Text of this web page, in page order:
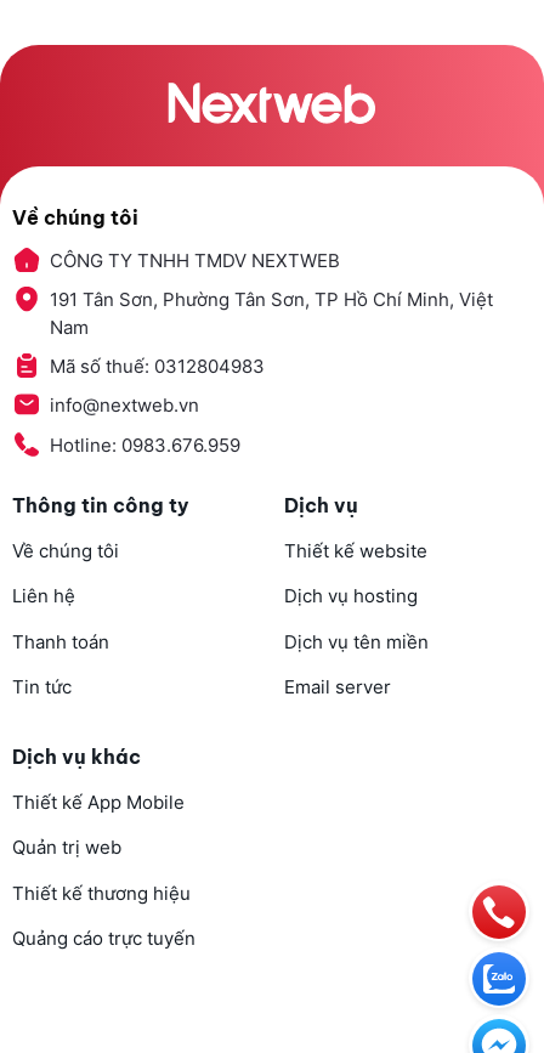
Về chúng tôi
CÔNG TY TNHH TMDV NEXTWEB
191 Tân Sơn, Phường Tân Sơn, TP Hồ Chí Minh, Việt
Nam
Mã số thuế: 0312804983
info@nextweb.vn
Hotline: 0983.676.959
Thông tin công ty
Về chúng tôi
Liên hệ
Thanh toán
Tin tức
Dịch vụ
Thiết kế website
Dịch vụ hosting
Dịch vụ tên miền
Email server
Dịch vụ khác
Thiết kế App Mobile
Quản trị web
Thiết kế thương hiệu
Quảng cáo trực tuyến